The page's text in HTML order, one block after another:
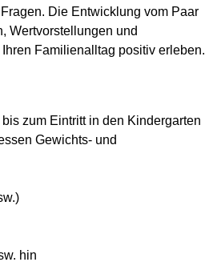
Die Entwicklung vom Paar
Wertvorstellungen und
Familienalltag positiv erleben.
zum Eintritt in den Kindergarten
Gewichts- und
hin